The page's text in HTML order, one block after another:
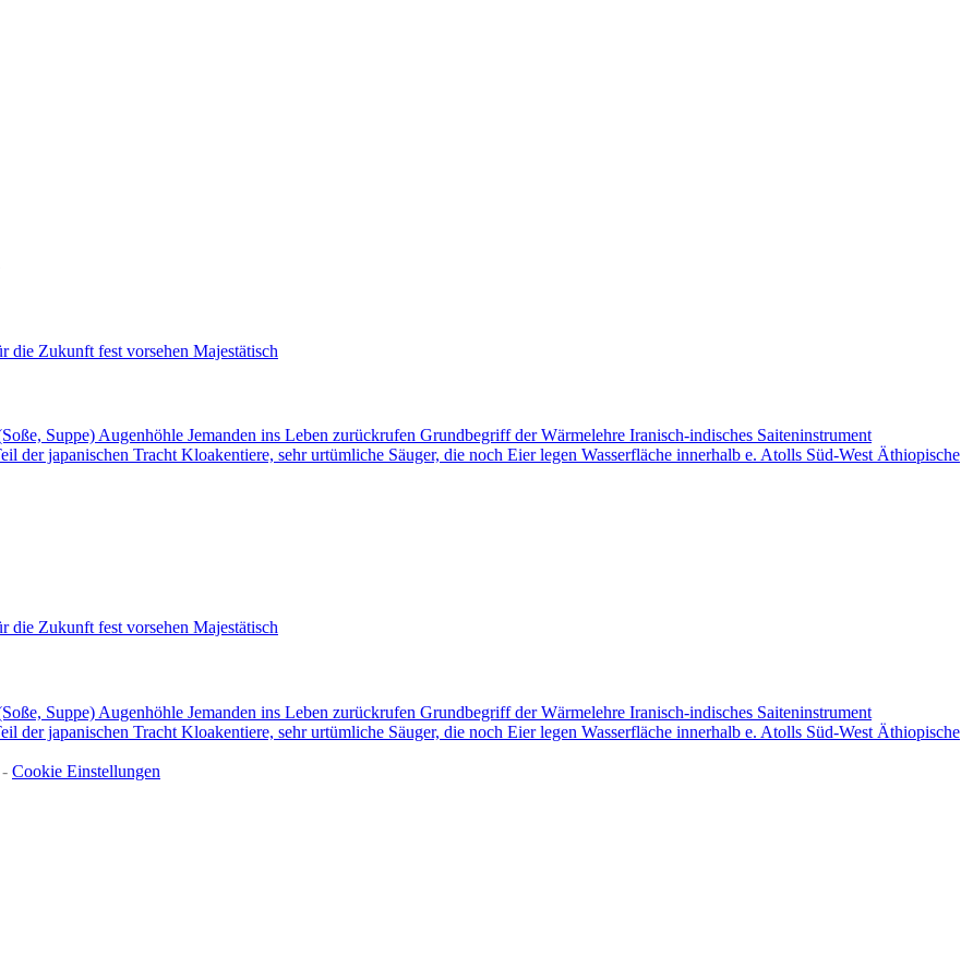
die Zukunft fest vorsehen Majestätisch
Suppe) Augenhöhle Jemanden ins Leben zurückrufen Grundbegriff der Wärmelehre Iranisch-indisches Saiteninstrument
der japanischen Tracht Kloakentiere, sehr urtümliche Säuger, die noch Eier legen Wasserfläche innerhalb e. Atolls Süd-West Äthiopische
die Zukunft fest vorsehen Majestätisch
Suppe) Augenhöhle Jemanden ins Leben zurückrufen Grundbegriff der Wärmelehre Iranisch-indisches Saiteninstrument
der japanischen Tracht Kloakentiere, sehr urtümliche Säuger, die noch Eier legen Wasserfläche innerhalb e. Atolls Süd-West Äthiopische
- Cookie Einstellungen